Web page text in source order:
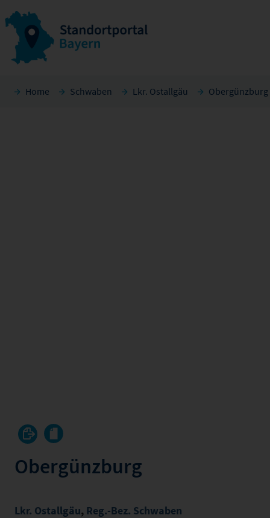
Home Schwaben Lkr. Ostallgäu Obergünzburg
Obergünzburg
Lkr. Ostallgäu, Reg.-Bez. Schwaben